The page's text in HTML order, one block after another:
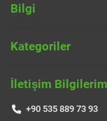
Bilgi
Kategoriler
İletişim
+90 535 889 73 93